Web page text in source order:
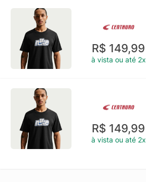
R$ 149,99
à vista ou até 2x
R$ 149,99
à vista ou até 2x